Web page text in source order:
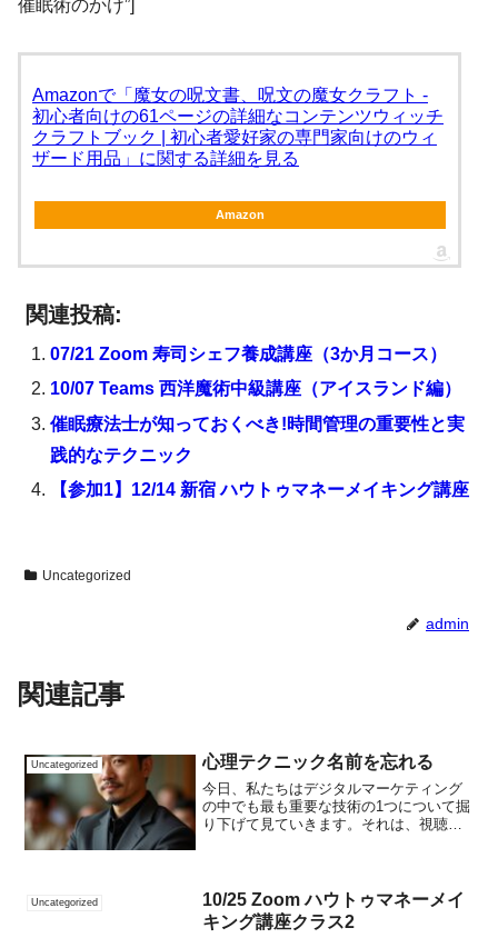
催眠術のかけ”]
Amazonで「魔女の呪文書、呪文の魔女クラフト -
初心者向けの61ページの詳細なコンテンツウィッチ
クラフトブック | 初心者愛好家の専門家向けのウィ
ザード用品」に関する詳細を見る
Amazon
関連投稿:
07/21 Zoom 寿司シェフ養成講座（3か月コース）
10/07 Teams 西洋魔術中級講座（アイスランド編）
催眠療法士が知っておくべき!時間管理の重要性と実
践的なテクニック
【参加1】12/14 新宿 ハウトゥマネーメイキング講座
Uncategorized
admin
関連記事
Uncategorized 心理テクニック名前を忘れる
今日、私たちはデジタルマーケティング
の中でも最も重要な技術の1つについて掘
り下げて見ていきます。それは、視聴者
が成功の鍵を握ります。...
Uncategorized
10/25 Zoom ハウトゥマネーメイ
キング講座クラス2